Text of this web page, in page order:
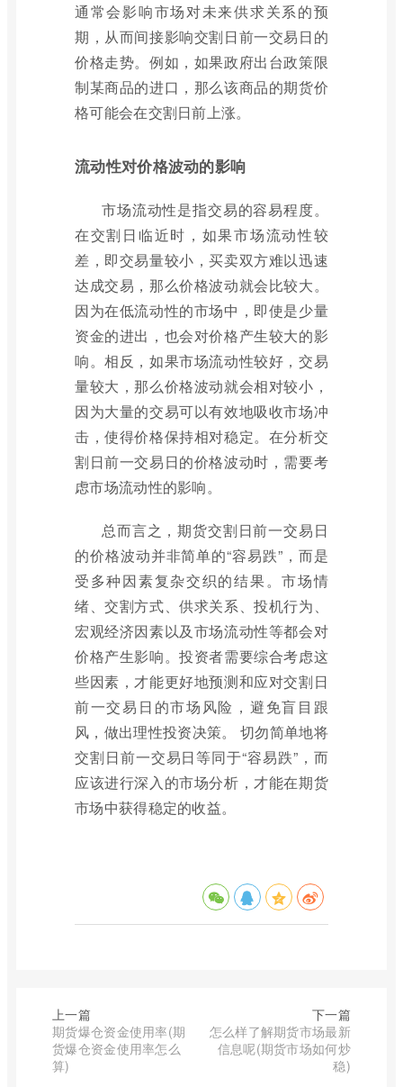
通常会影响市场对未来供求关系的预
期，从而间接影响交割日前一交易日的
价格走势。例如，如果政府出台政策限
制某商品的进口，那么该商品的期货价
格可能会在交割日前上涨。
流动性对价格波动的影响
市场流动性是指交易的容易程度。
在交割日临近时，如果市场流动性较
差，即交易量较小，买卖双方难以迅速
达成交易，那么价格波动就会比较大。
因为在低流动性的市场中，即使是少量
资金的进出，也会对价格产生较大的影
响。相反，如果市场流动性较好，交易
量较大，那么价格波动就会相对较小，
因为大量的交易可以有效地吸收市场冲
击，使得价格保持相对稳定。在分析交
割日前一交易日的价格波动时，需要考
虑市场流动性的影响。
总而言之，期货交割日前一交易日
的价格波动并非简单的“容易跌”，而是
受多种因素复杂交织的结果。市场情
绪、交割方式、供求关系、投机行为、
宏观经济因素以及市场流动性等都会对
价格产生影响。投资者需要综合考虑这
些因素，才能更好地预测和应对交割日
前一交易日的市场风险，避免盲目跟
风，做出理性投资决策。 切勿简单地将
交割日前一交易日等同于“容易跌”，而
应该进行深入的市场分析，才能在期货
市场中获得稳定的收益。
上一篇
期货爆仓资金使用率(期
货爆仓资金使用率怎么
算)
下一篇
怎么样了解期货市场最新
信息呢(期货市场如何炒
稳)